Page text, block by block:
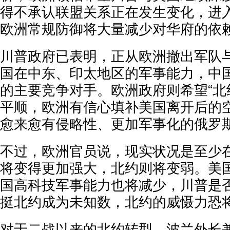
得不承认联盟关系正在发生变化，进
欧洲常规防御将大量减少对华府的依
川普政府已表明，正从欧洲撤出军队
国在中东、印太地区的军事能力，中
的主要竞争对手。欧洲政府则希望“
平顺，欧洲有信心填补美国离开后的
愈来愈有侵略性、更加军事化的俄罗
不过，欧洲官员说，现实状况是至少
将变得更加强大，北约则将变弱。美
国高科技军事能力也将减少，川普是
挺北约成为未知数，北约的威慑力恐